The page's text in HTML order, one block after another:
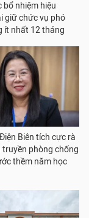
bổ nhiệm hiệu
giữ chức vụ phó
ít nhất 12 tháng
Biên tích cực rà
truyền phòng chống
thềm năm học